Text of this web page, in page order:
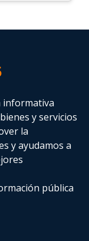
informativa
y servicios
la
y ayudamos a
pública